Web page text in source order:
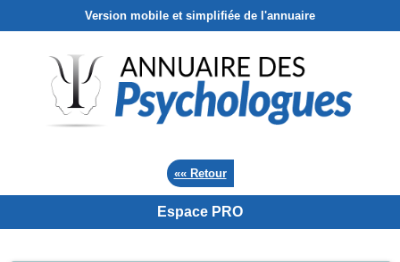
Version mobile et simplifiée de l'annuaire
«« Retour
Espace PRO